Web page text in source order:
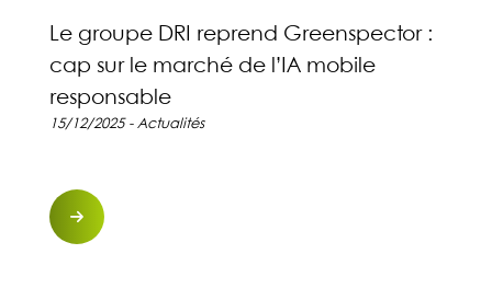
Le groupe DRI reprend Greenspector :
cap sur le marché de l’IA mobile
responsable
15/12/2025 - Actualités